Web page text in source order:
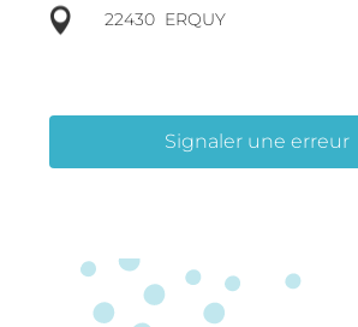
22430 ERQUY
Signaler une erreur